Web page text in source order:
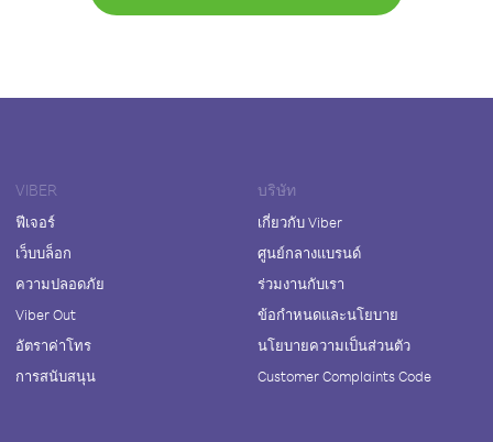
VIBER
ฟีเจอร์
เว็บบล็อก
ความปลอดภัย
Viber Out
อัตราค่าโทร
การสนับสนุน
บริษัท
เกี่ยวกับ Viber
ศูนย์กลางแบรนด์
ร่วมงานกับเรา
ข้อกำหนดและนโยบาย
นโยบายความเป็นส่วนตัว
Customer Complaints Code